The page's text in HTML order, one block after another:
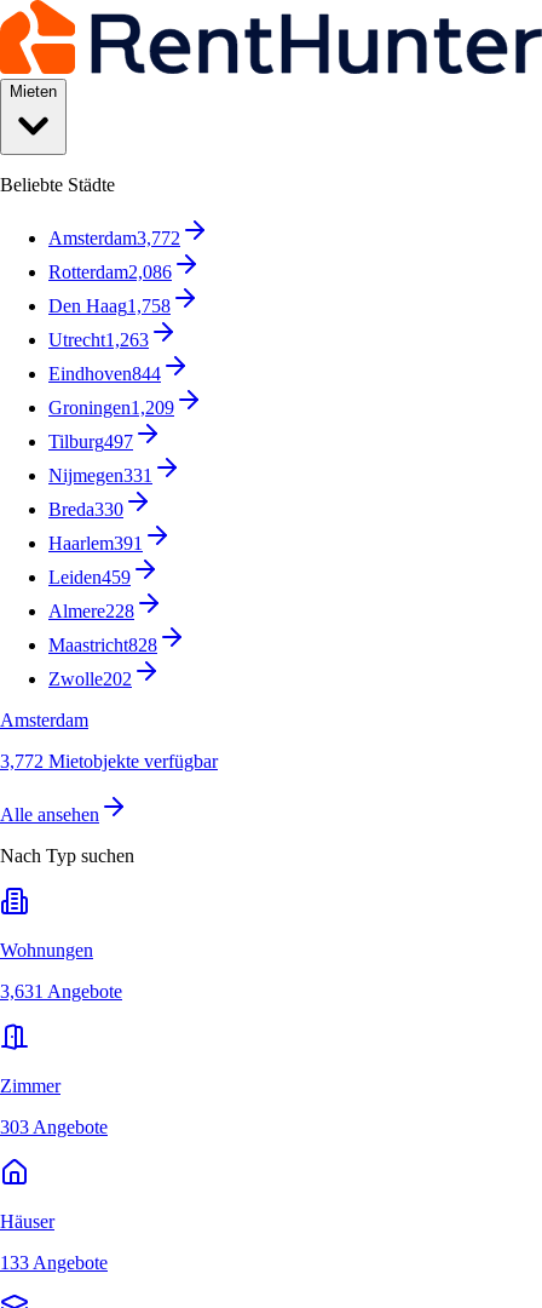
Mieten
Beliebte Städte
Amsterdam3,772
Rotterdam2,086
Den Haag1,758
Utrecht1,263
Eindhoven844
Groningen1,209
Tilburg497
Nijmegen331
Breda330
Haarlem391
Leiden459
Almere228
Maastricht828
Zwolle202
Amsterdam
3,772 Mietobjekte verfügbar
Alle ansehen
Nach Typ suchen
Wohnungen
3,631 Angebote
Zimmer
303 Angebote
Häuser
133 Angebote